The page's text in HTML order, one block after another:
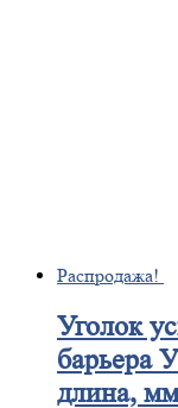
Распродажа!
Уголок
барьера
длина,